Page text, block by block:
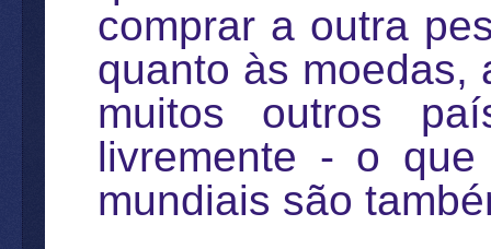
comprar a outra
quanto às moedas,
muitos outros
livremente - o
mundiais são